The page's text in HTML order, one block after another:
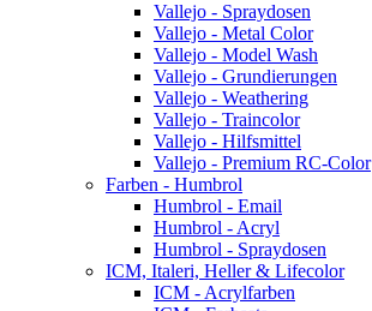
Vallejo - Spraydosen
Vallejo - Metal Color
Vallejo - Model Wash
Vallejo - Grundierungen
Vallejo - Weathering
Vallejo - Traincolor
Vallejo - Hilfsmittel
Vallejo - Premium RC-Color
Farben - Humbrol
Humbrol - Email
Humbrol - Acryl
Humbrol - Spraydosen
ICM, Italeri, Heller & Lifecolor
ICM - Acrylfarben